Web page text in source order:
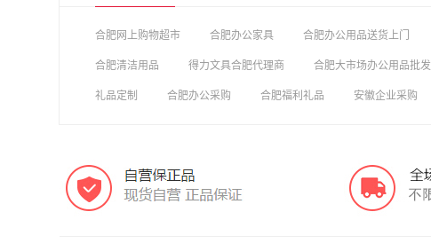
合肥网上购物超市 合肥办公家具 合肥办公用品送货上门
合肥清洁用品 得力文具合肥代理商 合肥大市场办公用品批发
礼品定制 合肥办公采购 合肥福利礼品 安徽企业采购